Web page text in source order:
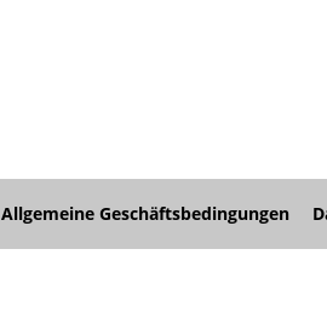
anzeigen
Allgemeine Geschäftsbedingungen